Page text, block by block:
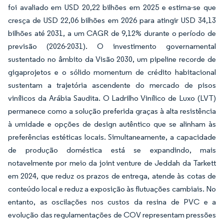
foi avaliado em USD 20,22 bilhões em 2025 e estima-se que
cresça de USD 22,06 bilhões em 2026 para atingir USD 34,13
bilhões até 2031, a um CAGR de 9,12% durante o período de
previsão (2026-2031). O investimento governamental
sustentado no âmbito da Visão 2030, um pipeline recorde de
gigaprojetos e o sólido momentum de crédito habitacional
sustentam a trajetória ascendente do mercado de pisos
vinílicos da Arábia Saudita. O Ladrilho Vinílico de Luxo (LVT)
permanece como a solução preferida graças à alta resistência
à umidade e opções de design autêntico que se alinham às
preferências estéticas locais. Simultaneamente, a capacidade
de produção doméstica está se expandindo, mais
notavelmente por meio da joint venture de Jeddah da Tarkett
em 2024, que reduz os prazos de entrega, atende às cotas de
conteúdo local e reduz a exposição às flutuações cambiais. No
entanto, as oscilações nos custos da resina de PVC e a
evolução das regulamentações de COV representam pressões